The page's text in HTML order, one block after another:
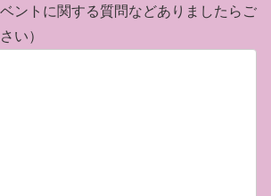
ントに関する質問などありましたらご
い）